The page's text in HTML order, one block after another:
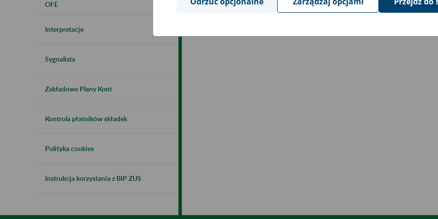
OFE
Interpretacje
Sygnalista
Zakładowe Plany Kont
Kontrola płatników składek
Polityka cookies
Instrukcja korzystania z BIP ZUS